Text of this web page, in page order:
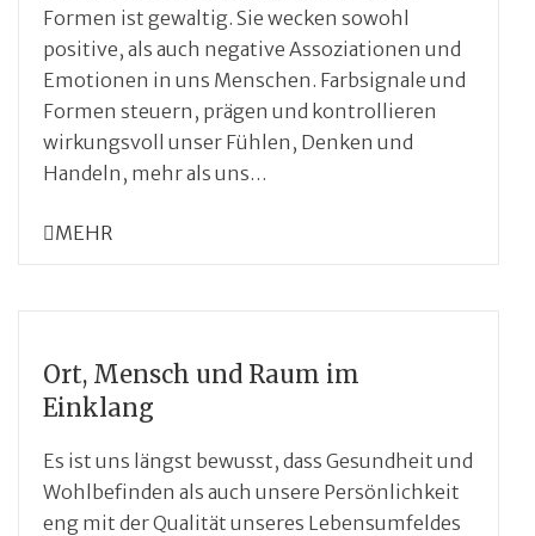
Formen ist gewaltig. Sie wecken sowohl
positive, als auch negative Assoziationen und
Emotionen in uns Menschen. Farbsignale und
Formen steuern, prägen und kontrollieren
wirkungsvoll unser Fühlen, Denken und
Handeln, mehr als uns…
MEHR
Ort, Mensch und Raum im
Einklang
Es ist uns längst bewusst, dass Gesundheit und
Wohlbefinden als auch unsere Persönlichkeit
eng mit der Qualität unseres Lebensumfeldes